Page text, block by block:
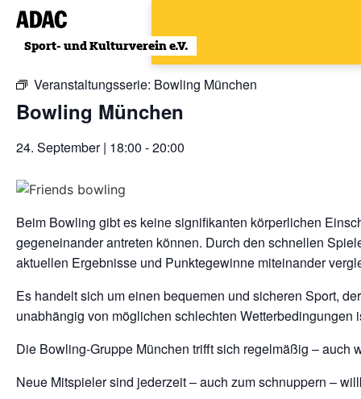
Zum
Inhalt
wechseln
« Alle Veranstaltungen
Veranstaltungsserie: Bowling München
Bowling München
24. September | 18:00 -20:00
Beim Bowling gibt es keine signifikanten körperlichen
gegeneinander antreten können. Durch den schnellen
aktuellen Ergebnisse und Punktegewinne miteinander
Es handelt sich um einen bequemen und sicheren Sport,
unabhängig von möglichen schlechten Wetterbedingungen
Die Bowling-Gruppe München trifft sich regelmäßig – auch
Neue Mitspieler sind jederzeit – auch zum schnuppern –